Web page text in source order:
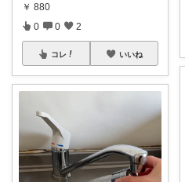
￥ 880
0 0 2
コレ いいね